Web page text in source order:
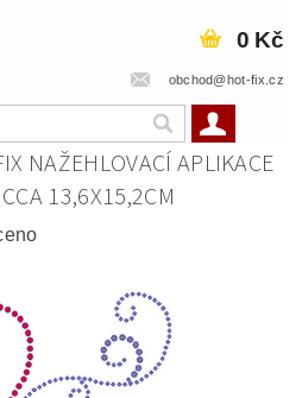
obchod@hot-fix.cz
0 Kč
NAŽEHLOVACÍ APLIKACE
13,6X15,2CM